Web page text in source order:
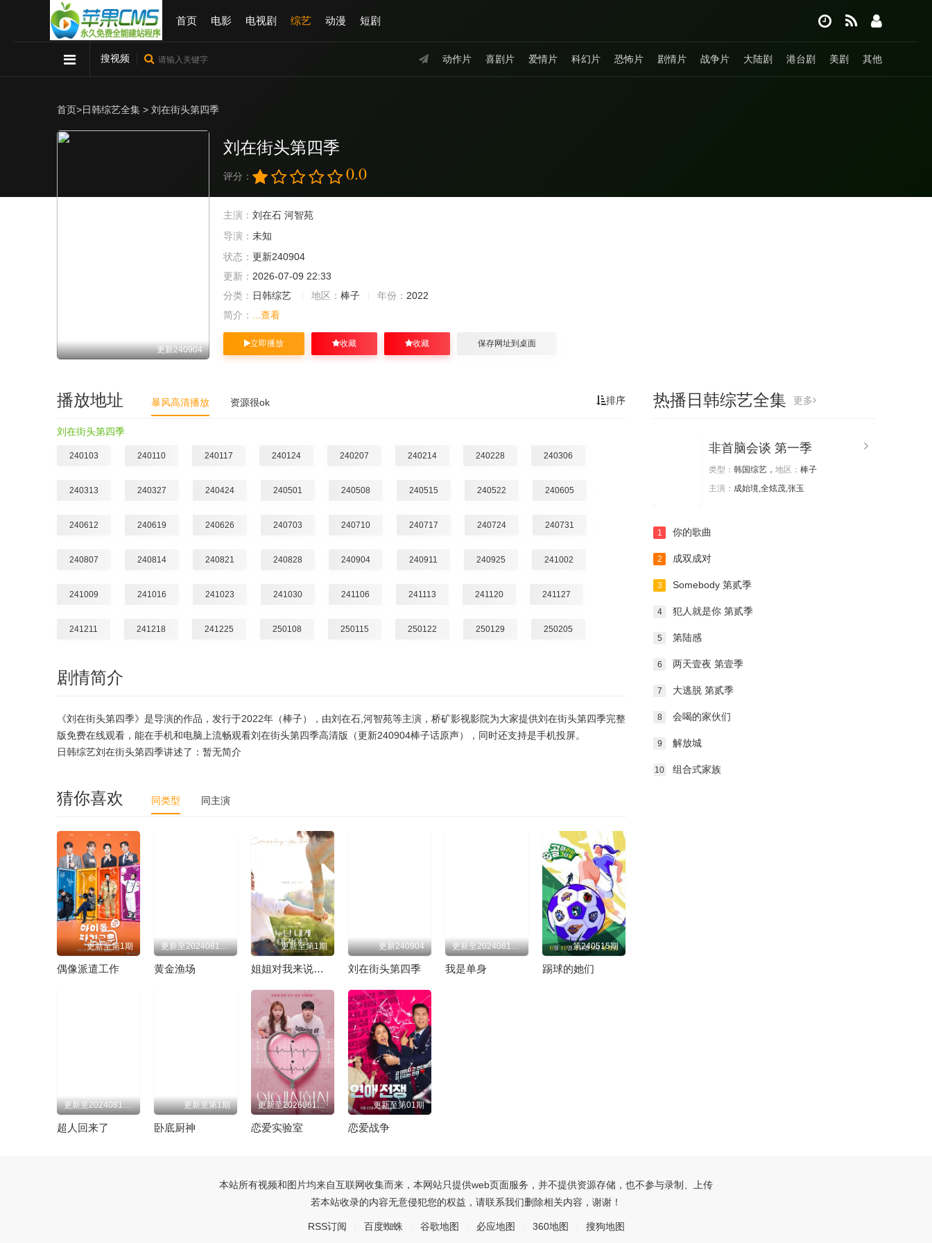
首页 电影 电视剧 综艺 动漫 短剧
动作片 喜剧片 爱情片 科幻片 恐怖片 剧情片 战争片 大陆剧 港台剧 美剧 其他
搜视频
首页>日韩综艺全集 > 刘在街头第四季
更新240904
刘在街头第四季
评分： 0.0
主演： 刘在石 河智苑
导演： 未知
状态： 更新240904
更新： 2026-07-09 22:33
分类： 日韩综艺 地区： 棒子 年份： 2022
简介：
...查看
立即播放 收藏 收藏 保存网址到桌面
排序
播放地址 暴风高清播放 资源很ok
刘在街头第四季
240103 240110 240117 240124 240207 240214 240228 240306
240313 240327 240424 240501 240508 240515 240522 240605
240612 240619 240626 240703 240710 240717 240724 240731
240807 240814 240821 240828 240904 240911 240925 241002
241009 241016 241023 241030 241106 241113 241120 241127
241211 241218 241225 250108 250115 250122 250129 250205
250604 250611 250618 250625 250702 250709 250716 250723
250924 251001 251015
251126 251217 260114
260121 260128 260318
260325 260401 260415 260513
260520 260527 260610 260617 260624 260701 260708
剧情简介
《刘在街头第四季》是导演的作品，发行于2022年（棒子），由刘在石,河智苑等主演，桥矿影视影院为大家提供刘在街头第四季完整
版免费在线观看，能在手机和电脑上流畅观看刘在街头第四季高清版（更新240904棒子话原声），同时还支持是手机投屏。
日韩综艺刘在街头第四季讲述了：暂无简介
猜你喜欢 同类型 同主演
更新至第1期
偶像派遣工作
更新至20240814期
黄金渔场
更新至第1期
姐姐对我来说是女人2
更新240904
刘在街头第四季
更新至20240814期
我是单身
第240515期
踢球的她们
更新至20240818期
超人回来了
更新至第1期
卧底厨神
更新至20260617第2期
恋爱实验室
更新至第01期
恋爱战争
热播日韩综艺全集 更多
非首脑会谈 第一季
类型： 韩国综艺， 地区： 棒子
主演： 成始璄,全炫茂,张玉
1 你的歌曲
2 成双成对
3 Somebody 第贰季
4 犯人就是你 第贰季
5 第陆感
6 两天壹夜 第壹季
7 大逃脱 第贰季
8 会喝的家伙们
9 解放城
10 组合式家族
本站所有视频和图片均来自互联网收集而来，本网站只提供web页面服务，并不提供资源存储，也不参与录制、上传
若本站收录的内容无意侵犯您的权益，请联系我们删除相关内容，谢谢！
RSS订阅 百度蜘蛛 谷歌地图 必应地图 360地图 搜狗地图